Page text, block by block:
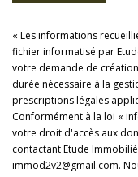
« Les informations
fichier informatisé par
votre demande de
durée nécessaire à la
prescriptions légales
Conformément à la loi «
votre droit d'accès aux
contactant Etude
immod2v2@gmail.com.